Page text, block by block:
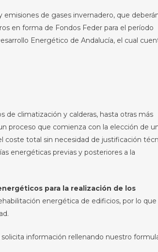
de gases invernadero, que
en forma de Fondos Feder para el período
Energético de Andalucía, el cual
de climatización y calderas, hasta otras más
proceso que comienza con la elección de
coste total sin necesidad de justificación
energéticas previas y posteriores a la
para la realización de los
energética de edificios, por lo que
información rellenando nuestro